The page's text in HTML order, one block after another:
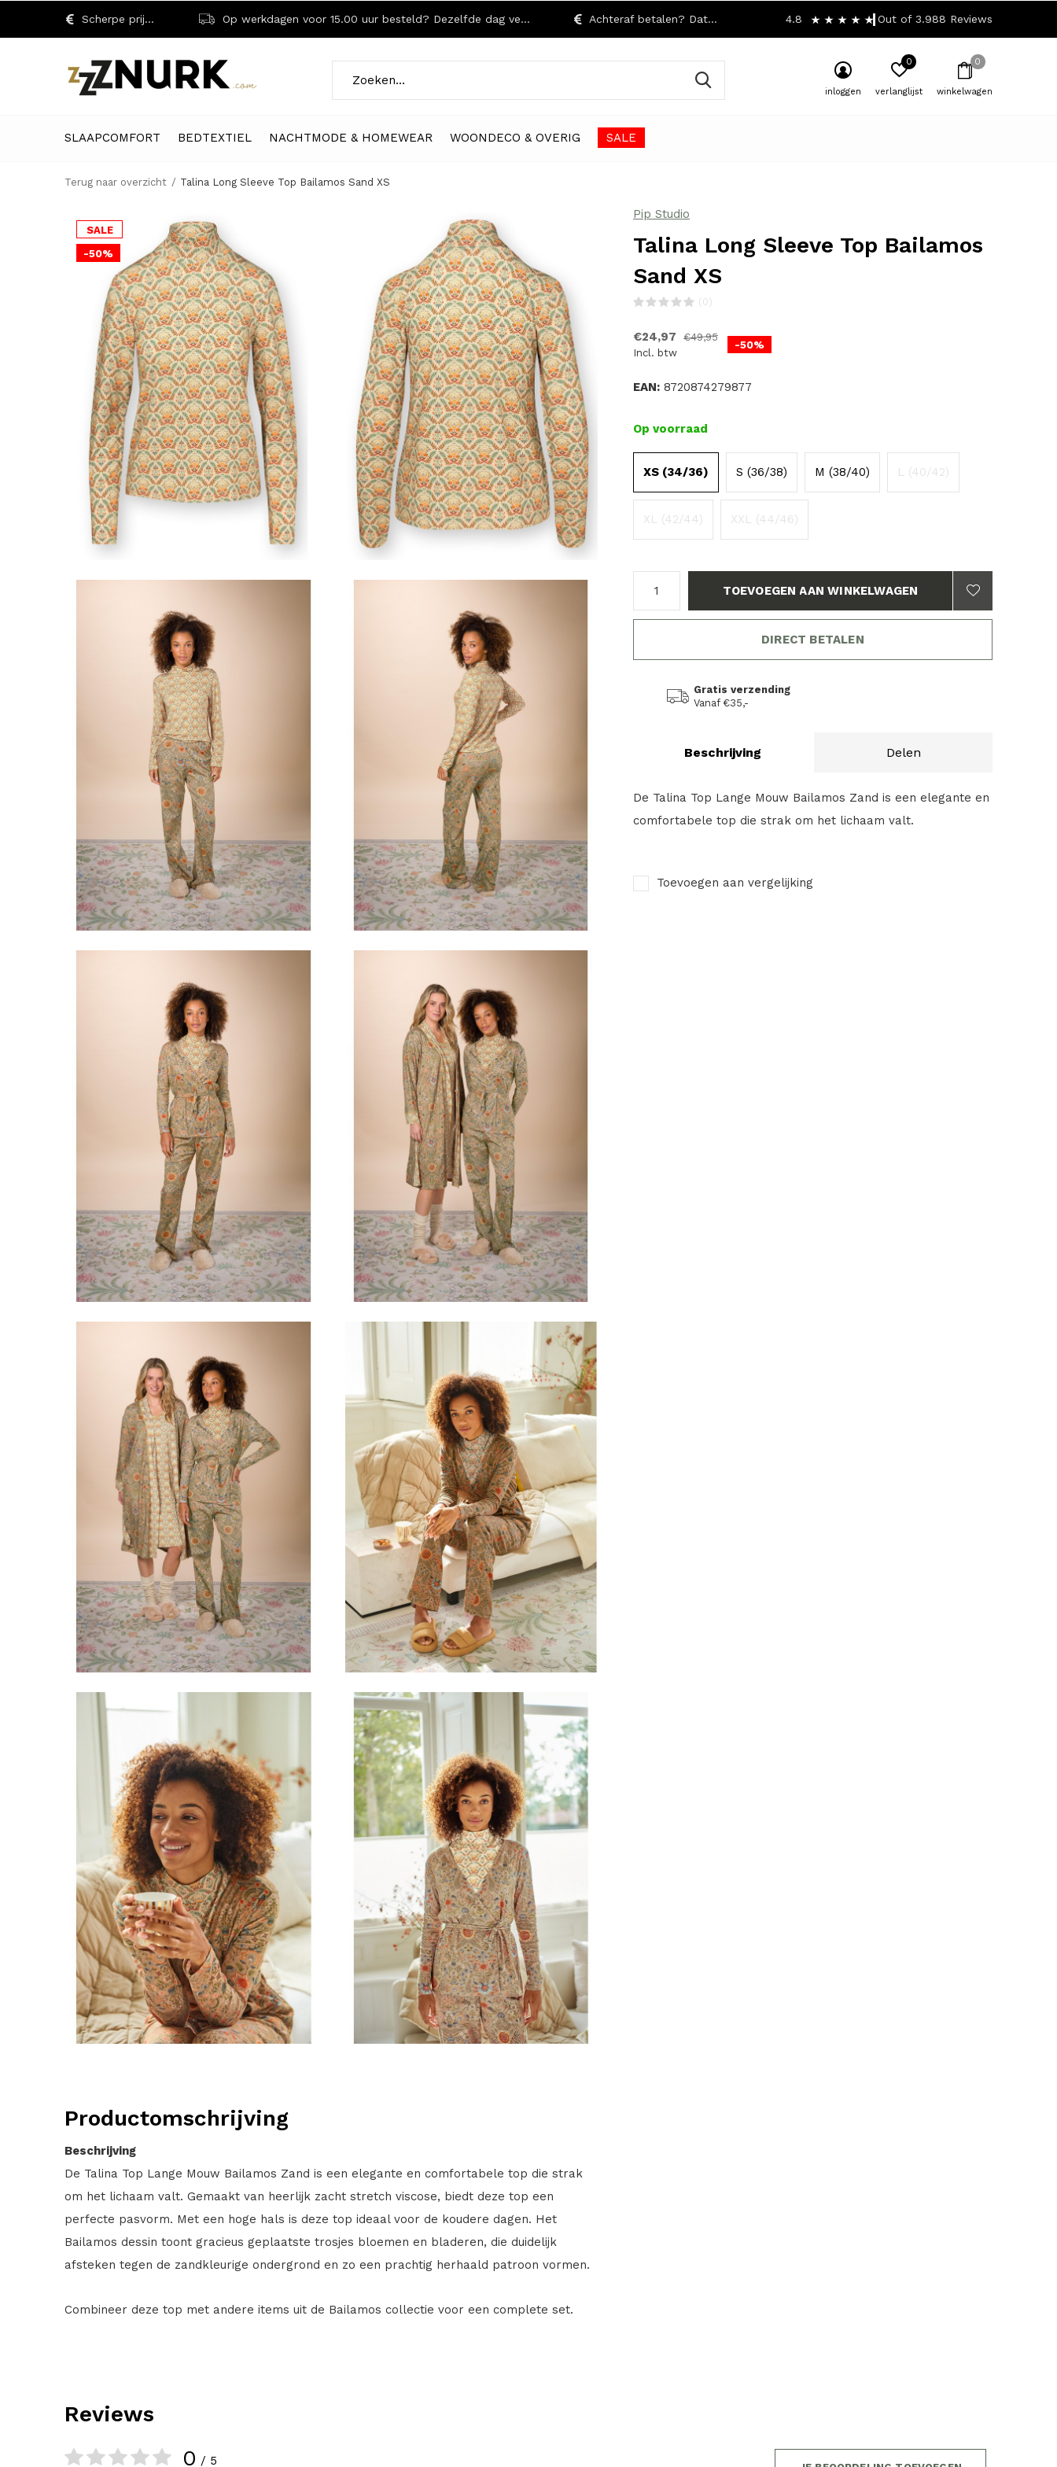
SLAAPCOMFORT BEDTEXTIEL NACHTMODE & HOMEWEAR WOONDECO & OVERIG SALE
inloggen verlanglijst
0
winkelwagen
0
Scherpe prijzen! Op werkdagen voor 15.00 uur besteld? Dezelfde dag verzonden! Achteraf betalen? Dat kan! 4.8 Out of 3.988 Reviews
Terug naar overzicht Talina Long Sleeve Top Bailamos Sand XS
SALE
-50%
Pip Studio
Talina Long Sleeve Top Bailamos
Sand XS
(0)
€24,97
€49,95
Incl. btw
-50%
EAN: 8720874279877
Op voorraad
XS (34/36) S (36/38) M (38/40) L (40/42)
XL (42/44) XXL (44/46)
TOEVOEGEN AAN WINKELWAGEN
DIRECT BETALEN
Gratis verzending
Vanaf €35,-
Beschrijving Delen
De Talina Top Lange Mouw Bailamos Zand is een elegante en
comfortabele top die strak om het lichaam valt.
Toevoegen aan vergelijking
Productomschrijving
Beschrijving
De Talina Top Lange Mouw Bailamos Zand is een elegante en comfortabele top die strak
om het lichaam valt. Gemaakt van heerlijk zacht stretch viscose, biedt deze top een
perfecte pasvorm. Met een hoge hals is deze top ideaal voor de koudere dagen. Het
Bailamos dessin toont gracieus geplaatste trosjes bloemen en bladeren, die duidelijk
afsteken tegen de zandkleurige ondergrond en zo een prachtig herhaald patroon vormen.
Combineer deze top met andere items uit de Bailamos collectie voor een complete set.
Reviews
0 / 5